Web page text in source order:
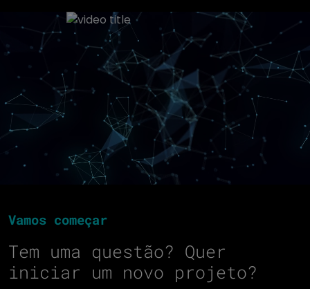
Vamos começar
Tem uma questão? Quer
iniciar um novo projeto?